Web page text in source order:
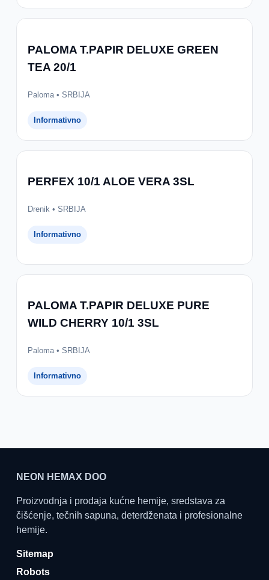
PALOMA T.PAPIR DELUXE GREEN
TEA 20/1
Paloma • SRBIJA
Informativno
PERFEX 10/1 ALOE VERA 3SL
Drenik • SRBIJA
Informativno
PALOMA T.PAPIR DELUXE PURE
WILD CHERRY 10/1 3SL
Paloma • SRBIJA
Informativno
NEON HEMAX DOO
Proizvodnja i prodaja kućne hemije, sredstava za
čišćenje, tečnih sapuna, deterdženata i profesionalne
hemije.
Sitemap
Robots